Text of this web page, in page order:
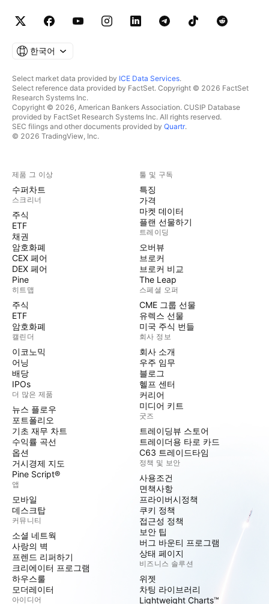
한국어
Select market data provided by ICE Data Services.
Select reference data provided by FactSet. Copyright © 2026 FactSet
Research Systems Inc.
Copyright © 2026, American Bankers Association. CUSIP Database
provided by FactSet Research Systems Inc. All rights reserved.
SEC filings and other documents provided by Quartr.
© 2026 TradingView, Inc.
제품 그 이상
수퍼차트
스크리너
주식
ETF
채권
암호화폐
CEX 페어
DEX 페어
Pine
히트맵
주식
ETF
암호화폐
캘린더
이코노믹
어닝
배당
IPOs
더 많은 제품
뉴스 플로우
포트폴리오
기초 재무 차트
수익률 곡선
옵션
거시경제 지도
Pine Script®
앱
모바일
데스크탑
커뮤니티
소셜 네트웍
사랑의 벽
프렌드 리퍼하기
크리에이터 프로그램
하우스룰
모더레이터
아이디어
툴 및 구독
특징
가격
마켓 데이터
플랜 선물하기
트레이딩
오버뷰
브로커
브로커 비교
The Leap
스페셜 오퍼
CME 그룹 선물
유렉스 선물
미국 주식 번들
회사 정보
회사 소개
우주 임무
블로그
헬프 센터
커리어
미디어 키트
굿즈
트레이딩뷰 스토어
트레이더용 타로 카드
C63 트레이드타임
정책 및 보안
사용조건
면책사항
프라이버시정책
쿠키 정책
접근성 정책
보안 팁
버그 바운티 프로그램
상태 페이지
비즈니스 솔루션
위젯
차팅 라이브러리
Lightweight Charts™